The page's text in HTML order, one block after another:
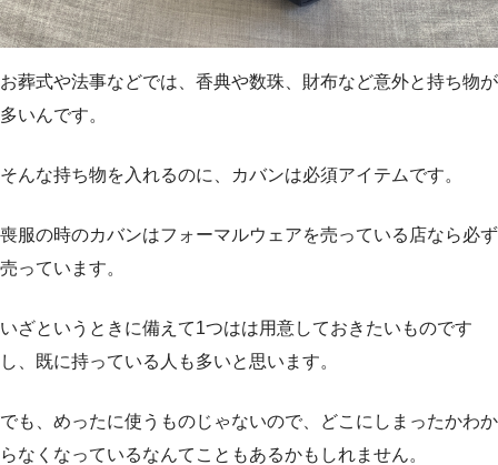
お葬式や法事などでは、香典や数珠、財布など意外と持ち物が
多いんです。
そんな持ち物を入れるのに、カバンは必須アイテムです。
喪服の時のカバンはフォーマルウェアを売っている店なら必ず
売っています。
いざというときに備えて1つはは用意しておきたいものです
し、既に持っている人も多いと思います。
でも、めったに使うものじゃないので、どこにしまったかわか
らなくなっているなんてこともあるかもしれません。